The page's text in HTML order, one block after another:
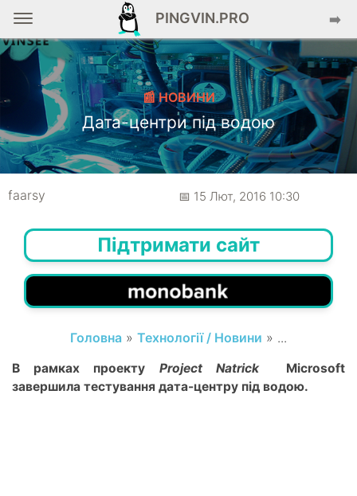
PINGVIN.PRO ➡️
📰 НОВИНИ
Дата-центри під водою
faarsy 📅 15 Лют, 2016 10:30
Підтримати сайт
Головна » Технології / Новини » ...
В рамках проекту Project Natrick Microsoft
завершила тестування дата-центру під водою.